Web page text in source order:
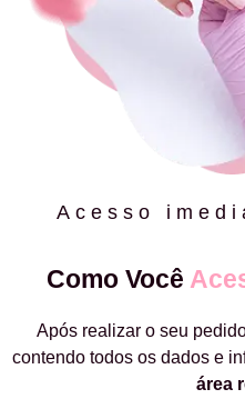
Acesso
Como Você
Após realizar o seu
contendo todos os dados e
área